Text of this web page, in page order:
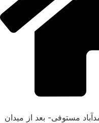
مستوفی- بعد از میدان